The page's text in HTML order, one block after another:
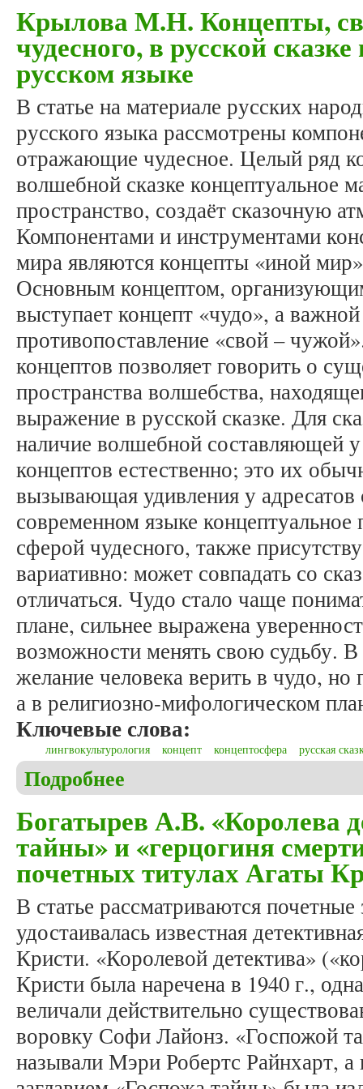
Крылова М.Н. Концепты,
чудесного, в русской
русском языке
В статье на материале русских
русского языка рассмотрены
отражающие чудесное. Целый ряд
волшебной сказке концептуальное
пространство, создаёт сказочную
Компонентами и инструментами
мира являются концепты «иной
Основным концептом,
выступает концепт «чудо», а
противопоставление «свой –
концептов позволяет говорить о
пространства волшебства,
выражение в русской сказке. Для
наличие волшебной составляющей
концептов естественно; это их
вызывающая удивления у адресатов
современном языке концептуальное
сферой чудесного, также
вариативно: может совпадать со
отличаться. Чудо стало чаще
плане, сильнее выражена
возможности менять свою судьбу.
желание человека верить в чудо,
а в религиозно-мифологическом
Ключевые слова:
лингвокультурология концепт концептосфера русская
Подробнее
Богатырев А.В. «Королева
тайны» и «герцогиня
почетных титулах Агаты
В статье рассматриваются
удостаивалась известная
Кристи. «Королевой детектива»
Кристи была наречена в 1940 г.,
величали действительно
воровку Софи Лайонз. «Госпожой
называли Мэри Робертс Райнхарт, а